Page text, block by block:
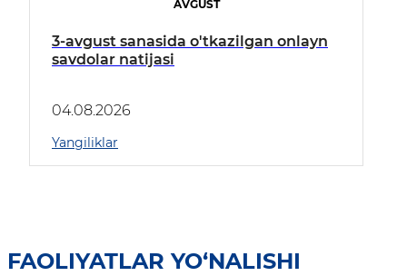
AVGUST
3-avgust sanasida o'tkazilgan onlayn
savdolar natijasi
04.08.2026
Yangiliklar
FAOLIYATLAR YO‘NALISHI